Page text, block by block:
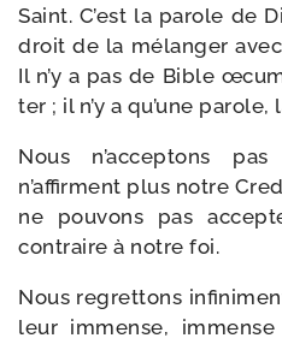
Saint. C’est la parole de
droit de la mélan­ger
Il n’y a pas de Bible
ter ; il n’y a qu’une
Nous n’acceptons
n’affirment plus notre
ne pou­vons pas
contraire à notre foi.
Nous regret­tons
leur immense,